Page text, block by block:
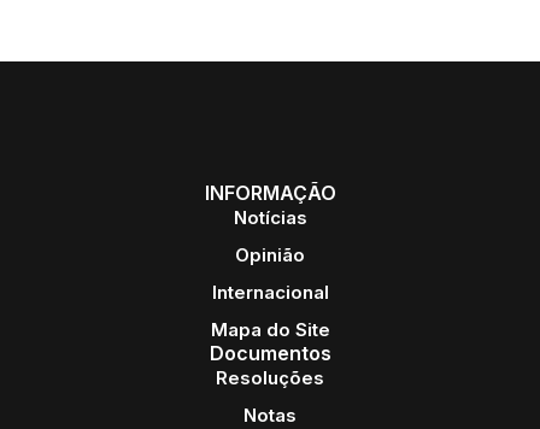
INFORMAÇÃO
Notícias
Opinião
Internacional
Mapa do Site
Documentos
Resoluções
Notas